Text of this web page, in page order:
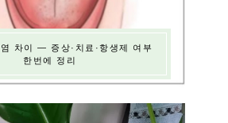
차이 — 증상·치료·항생제 여부
한번에 정리